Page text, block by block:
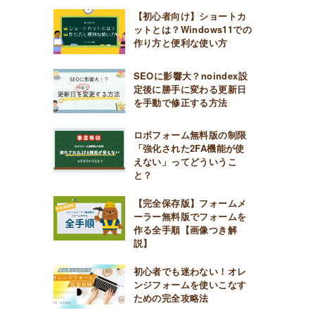
【初心者向け】ショートカ
ットとは？Windows11での
作り方と便利な使い方
SEOに影響大？noindex設
定後に勝手に変わる更新日
を手動で修正する方法
ロボフォーム無料版の制限
「強化された2FA機能が使
えない」ってどういうこ
と？
【完全保存版】フォームメ
ーラー無料版でフォームを
作る全手順【画像つき解
説】
初心者でも迷わない！オレ
ンジフォームを使いこなす
ための完全攻略法